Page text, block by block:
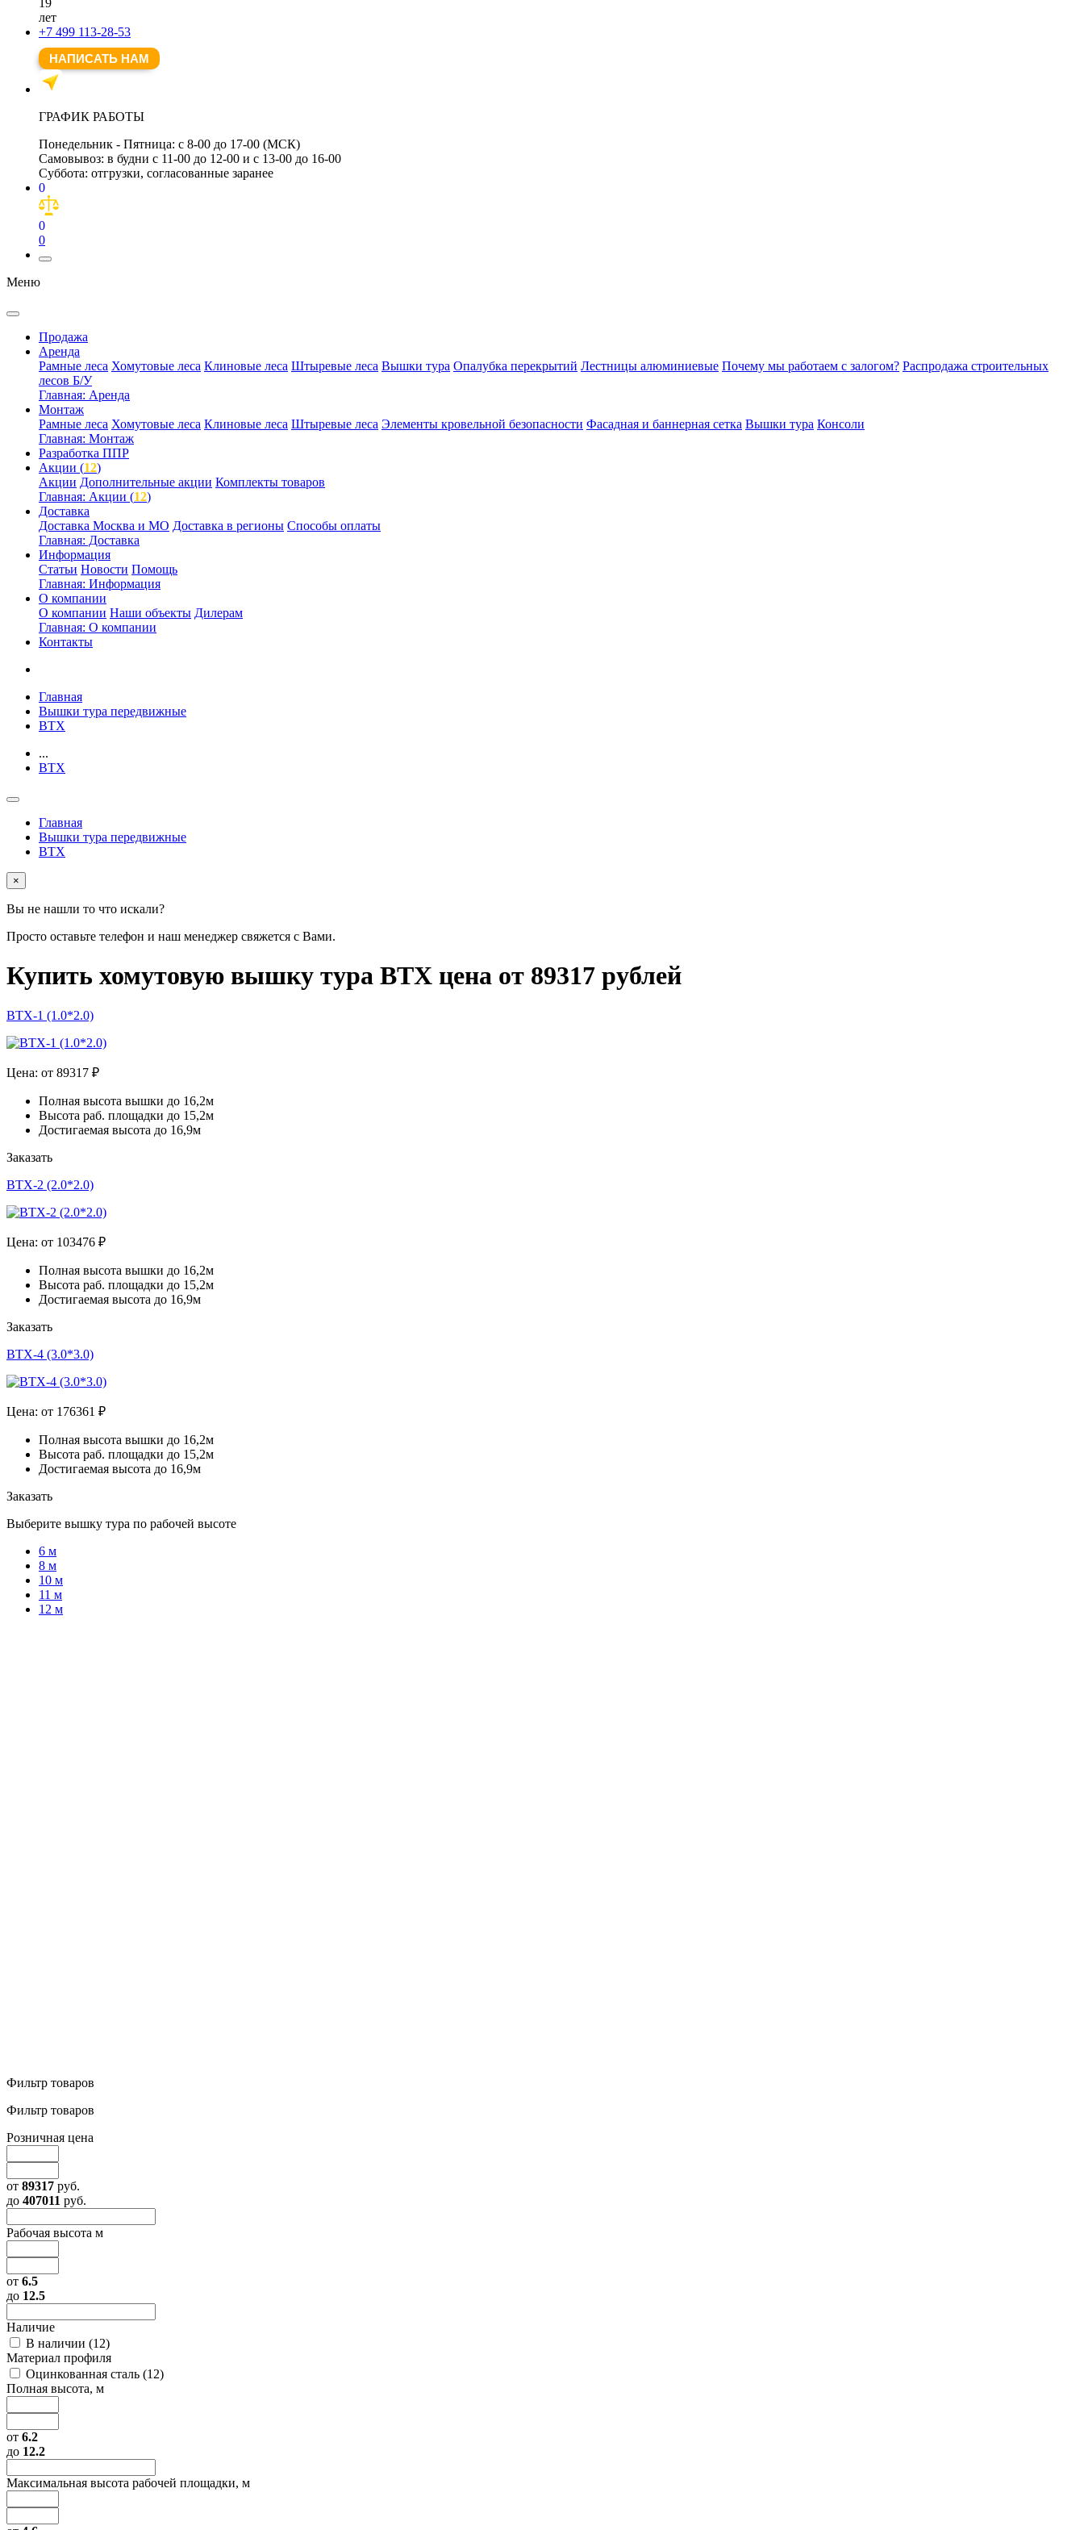
лет
+7 499 113-28-53
НАПИСАТЬ НАМ
ГРАФИК РАБОТЫ
Понедельник - Пятница: с 8-00 до 17-00 (МСК)
Самовывоз: в будни с 11-00 до 12-00 и с 13-00 до 16-00
Суббота: отгрузки, согласованные заранее
0
0
0
Меню
Продажа
Аренда
Рамные леса Хомутовые леса Клиновые леса Штыревые леса Вышки тура Опалубка перекрытий Лестницы алюминиевые Почему мы работаем с залогом? Распродажа строительных
лесов Б/У
Главная: Аренда
Монтаж
Рамные леса Хомутовые леса Клиновые леса Штыревые леса Элементы кровельной безопасности Фасадная и баннерная сетка Вышки тура Консоли
Главная: Монтаж
Разработка ППР
Акции (12)
Акции Дополнительные акции Комплекты товаров
Главная: Акции (12)
Доставка
Доставка Москва и МО Доставка в регионы Способы оплаты
Главная: Доставка
Информация
Статьи Новости Помощь
Главная: Информация
О компании
О компании Наши объекты Дилерам
Главная: О компании
Контакты
Главная
Вышки тура передвижные
ВТХ
...
ВТХ
Главная
Вышки тура передвижные
ВТХ
×
Вы не нашли то что искали?
Просто оставьте телефон и наш менеджер свяжется с Вами.
Купить хомутовую вышку тура ВТХ цена от 89317 рублей
ВТХ-1 (1.0*2.0)
Цена: от 89317 ₽
Полная высота вышки до 16,2м
Высота раб. площадки до 15,2м
Достигаемая высота до 16,9м
Заказать
ВТХ-2 (2.0*2.0)
Цена: от 103476 ₽
Полная высота вышки до 16,2м
Высота раб. площадки до 15,2м
Достигаемая высота до 16,9м
Заказать
ВТХ-4 (3.0*3.0)
Цена: от 176361 ₽
Полная высота вышки до 16,2м
Высота раб. площадки до 15,2м
Достигаемая высота до 16,9м
Заказать
Выберите вышку тура по рабочей высоте
6 м
8 м
10 м
11 м
12 м
Фильтр товаров
Фильтр товаров
Розничная цена
от 89317 руб.
до 407011 руб.
Рабочая высота м
от 6.5
до 12.5
Наличие
В наличии (12)
Материал профиля
Оцинкованная сталь (12)
Полная высота, м
от 6.2
до 12.2
Максимальная высота рабочей площадки, м